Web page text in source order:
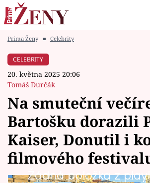
Módní alarm
Témata
Celebrity
Vztahy
Prima Ženy ■ Celebrity
CELEBRITY
20. května 2025 20:06
Tomáš Durčák
Na smuteční
Bartošku dorazili
Kaiser, Donutil i
filmového
Žádná položka z